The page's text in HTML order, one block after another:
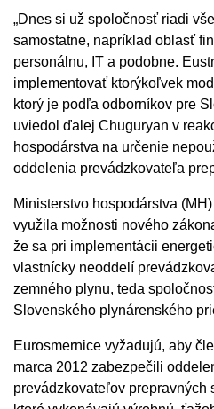
„Dnes si už spoločnosť riadi
samostatne, napríklad oblasť
personálnu, IT a podobne.
implementovať ktorýkoľvek
ktorý je podľa odborníkov pre
uviedol ďalej Chuguryan v
hospodárstva na určenie
oddelenia prevádzkovateľa
Ministerstvo hospodárstva
využila možnosti nového
že sa pri implementácii
vlastnícky neoddelí
zemného plynu, teda
Slovenského plynárenského
Eurosmernice vyžadujú, aby
marca 2012 zabezpečili
prevádzkovateľov prepravných